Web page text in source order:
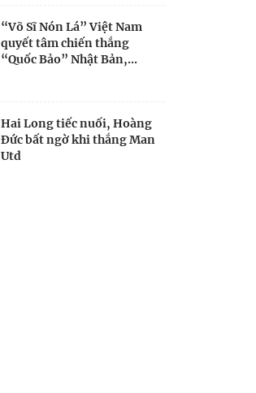
“Võ Sĩ Nón Lá” Việt Nam
quyết tâm chiến thắng
“Quốc Bảo” Nhật Bản,...
Hai Long tiếc nuối, Hoàng
Đức bất ngờ khi thắng Man
Utd